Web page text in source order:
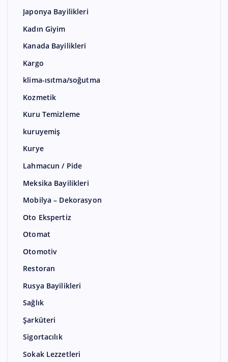
Japonya Bayilikleri
Kadın Giyim
Kanada Bayilikleri
Kargo
klima-ısıtma/soğutma
Kozmetik
Kuru Temizleme
kuruyemiş
Kurye
Lahmacun / Pide
Meksika Bayilikleri
Mobilya – Dekorasyon
Oto Ekspertiz
Otomat
Otomotiv
Restoran
Rusya Bayilikleri
Sağlık
Şarküteri
Sigortacılık
Sokak Lezzetleri